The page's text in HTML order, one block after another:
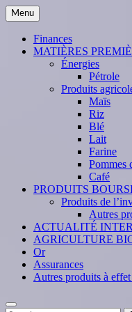
Skip
to
content
Menu
Finances
MATIÈRES
Énergies
Pétrole
Produits
Maïs
Riz
Blé
Lait
Farine
Pommes
Café
PRODUITS
Produits de
Autres
ACTUALITÉ
AGRICULTURE
Or
Assurances
Autres produits à
Search